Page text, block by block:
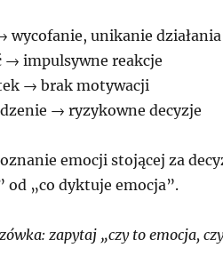
wycofanie, unikanie działania
→ impulsywne reakcje
→ brak motywacji
→ ryzykowne decyzje
emocji stojącej za
od „co dyktuje emocja”.
zapytaj „czy to emocja,